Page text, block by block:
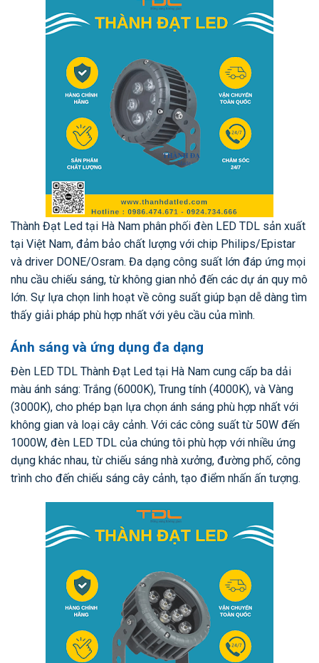
Thành Đạt Led tại Hà Nam phân phối đèn LED TDL sản xuất
tại Việt Nam, đảm bảo chất lượng với chip Philips/Epistar
và driver DONE/Osram. Đa dạng công suất lớn đáp ứng mọi
nhu cầu chiếu sáng, từ không gian nhỏ đến các dự án quy mô
lớn. Sự lựa chọn linh hoạt về công suất giúp bạn dễ dàng tìm
thấy giải pháp phù hợp nhất với yêu cầu của mình.
Ánh sáng và ứng dụng đa dạng
Đèn LED TDL Thành Đạt Led tại Hà Nam cung cấp ba dải
màu ánh sáng: Trắng (6000K), Trung tính (4000K), và Vàng
(3000K), cho phép bạn lựa chọn ánh sáng phù hợp nhất với
không gian và loại cây cảnh. Với các công suất từ 50W đến
1000W, đèn LED TDL của chúng tôi phù hợp với nhiều ứng
dụng khác nhau, từ chiếu sáng nhà xưởng, đường phố, công
trình cho đến chiếu sáng cây cảnh, tạo điểm nhấn ấn tượng.